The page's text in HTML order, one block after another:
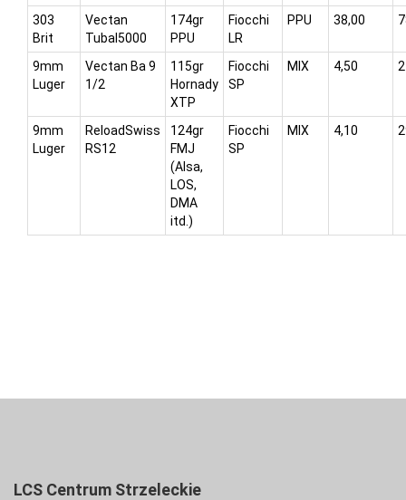
303
Brit
Vectan
Tubal5000
174gr
PPU
Fiocchi
LR
PPU 38,00
9mm
Luger
Vectan Ba 9
1/2
115gr
Hornady
XTP
Fiocchi
SP
MIX 4,50
9mm
Luger
ReloadSwiss
RS12
124gr
FMJ
(Alsa,
LOS,
DMA
itd.)
Fiocchi
SP
MIX 4,10
LCS Centrum Strzeleckie